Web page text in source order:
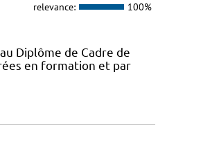
relevance: 100%
Diplôme de Cadre de
en formation et par